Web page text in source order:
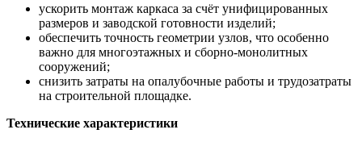
ускорить монтаж каркаса за счёт унифицированных
размеров и заводской готовности изделий;
обеспечить точность геометрии узлов, что особенно
важно для многоэтажных и сборно-монолитных
сооружений;
снизить затраты на опалубочные работы и трудозатраты
на строительной площадке.
Технические характеристики